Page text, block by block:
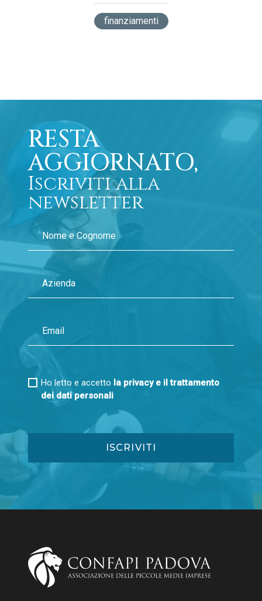
finanziamenti
RESTA
AGGIORNATO,
Iscriviti alla
newsletter
Ho letto e accetto la privacy e il trattamento
dei dati personali